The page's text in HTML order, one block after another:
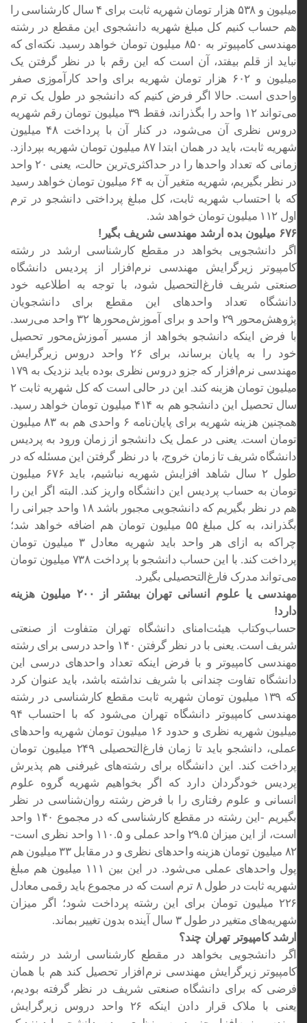
میلیون و ۵۳۸ هزار تومان شهریه ثابت برای ۴ سال کارشناسی را
هم حساب کنیم کل مبلغ شهریه دانشجوی این مقطع در رشته
مهندسی کامپیوتر به ۸۵۰ میلیون تومان خواهد رسید. نکته‌ای که
نباید از قلم بیفتد، آن است که این رقم با در نظر گرفتن‌ یک
میلیون و ۶۰۲ هزار تومان شهریه برای واحد کارآموزی صفر
واحدی است. حالا اگر فرض کنیم که دانشجو در طول یک ترم
می‌تواند ۱۲ واحد را بگذراند، فقط ۳۹ میلیون تومان رقم شهریه
دروس نظری آن می‌شود، در کنار آن با پرداخت ۴۸ میلیون
شهریه ثابت، باید در همان ابتدا ۸۷ میلیون تومان شهریه بپردازد.
زمانی که تعداد واحدها را در حداکثری‌ترین حالت، یعنی ۲۰ واحد
در نظر بگیریم، شهریه متغیر آن به ۶۴ میلیون تومان خواهد رسید
که با احتساب شهریه ثابت، کل مبلغ پرداختی دانشجو در ترم
اول ۱۱۲ میلیون تومان خواهد شد.
۶۷۶ میلیون بده ارشد مهندسی شریف بگیر!
اگر دانشجویی بخواهد در مقطع کارشناسی ارشد در رشته
کامپیوتر زیرگرایش مهندسی نرم‌افزار از پردیس دانشگاه
صنعتی شریف فارغ‌التحصیل شود، با توجه به اطلاعیه خود
دانشگاه تعداد واحدهای این مقطع برای دانشجویان
پژوهش‌محور ۲۹ واحد و برای آموزش‌محورها ۳۲ واحد می‌رسد.
با فرض اینکه دانشجو بخواهد از مسیر آموزش‌محور تحصیل
خود را به پایان برساند، برای ۲۶ واحد دروس زیرگرایش
مهندسی نرم‌افزار که جزو دروس نظری بوده باید نزدیک به ۱۷۹
میلیون تومان هزینه کند. این در حالی است که کل شهریه ثابت ۲
سال تحصیل این دانشجو هم به ۴۱۴ میلیون تومان خواهد رسید.
همچنین هزینه شهریه برای پایان‌نامه ۶ واحدی هم به ۸۳ میلیون
تومان است. یعنی در عمل یک دانشجو از زمان ورود به پردیس
دانشگاه شریف تا زمان خروج، با در نظر گرفتن این مسئله که در
طول ۲ سال شاهد افزایش شهریه نباشیم، باید ۶۷۶ میلیون
تومان به حساب پردیس این دانشگاه واریز کند. البته اگر این را
هم در نظر بگیریم که دانشجویی مجبور باشد ۱۸ واحد جبرانی را
بگذراند، به کل مبلغ ۵۵ میلیون تومان هم اضافه خواهد شد؛
چراکه به ازای هر واحد باید شهریه معادل ۳ میلیون تومان
پرداخت کند. با این حساب دانشجو با پرداخت ۷۳۸ میلیون تومان
می‌تواند مدرک فارغ‌التحصیلی بگیرد.
مهندسی یا علوم انسانی تهران بیشتر از ۲۰۰ میلیون هزینه
دارد!
حساب‌وکتاب هیئت‌امنای دانشگاه تهران متفاوت از صنعتی
شریف است. یعنی با در نظر گرفتن ۱۴۰ واحد درسی برای رشته
مهندسی کامپیوتر و با فرض اینکه تعداد واحدهای درسی این
دانشگاه تفاوت چندانی با شریف نداشته باشد، باید عنوان کرد
که ۱۳۹ میلیون تومان شهریه ثابت مقطع کارشناسی در رشته
مهندسی کامپیوتر دانشگاه تهران می‌شود که با احتساب ۹۴
میلیون شهریه نظری و حدود ۱۶ میلیون تومان شهریه واحدهای
عملی، دانشجو باید تا زمان فارغ‌التحصیلی ۲۴۹ میلیون تومان
پرداخت کند. این دانشگاه برای رشته‌های غیرفنی هم پذیرش
پردیس خودگردان دارد که اگر بخواهیم شهریه گروه علوم
انسانی و علوم رفتاری را با فرض رشته روان‌شناسی در نظر
بگیریم -این رشته در مقطع کارشناسی که در مجموع ۱۴۰ واحد
است، از این میزان ۲۹.۵ واحد عملی و ۱۱۰.۵ واحد نظری است-
۸۲ میلیون تومان هزینه واحدهای نظری و در مقابل ۳۳ میلیون هم
پول واحدهای عملی می‌شود. در این بین ۱۱۱ میلیون هم مبلغ
شهریه ثابت در طول ۸ ترم است که در مجموع باید رقمی معادل
۲۲۶ میلیون تومان برای این رشته پرداخت شود؛ اگر میزان
شهریه‌های متغیر در طول ۳ سال آینده بدون تغییر بماند.
ارشد کامپیوتر تهران چند؟
اگر دانشجویی بخواهد در مقطع کارشناسی ارشد در رشته
کامپیوتر زیرگرایش مهندسی نرم‌افزار تحصیل کند هم با همان
فرضی که برای دانشگاه صنعتی شریف در نظر گرفته بودیم،
یعنی با ملاک قرار دادن اینکه ۲۶ واحد دروس زیرگرایش